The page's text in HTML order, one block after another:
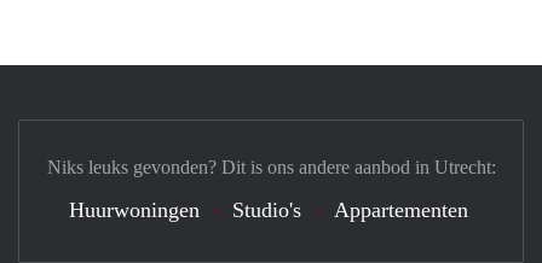
Niks leuks gevonden? Dit is ons andere aanbod in Utrecht:
Huurwoningen Studio's Appartementen